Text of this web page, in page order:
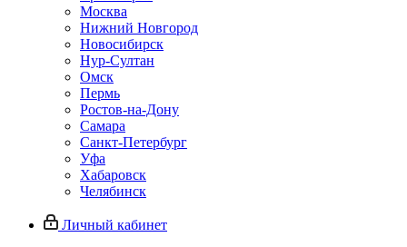
Москва
Нижний Новгород
Новосибирск
Нур-Султан
Омск
Пермь
Ростов-на-Дону
Самара
Санкт-Петербург
Уфа
Хабаровск
Челябинск
Личный кабинет